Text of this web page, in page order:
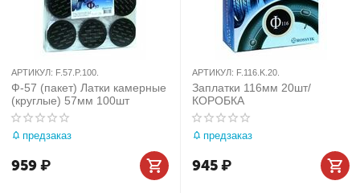
АРТИКУЛ: F.57.P.100.
Ф-57 (пакет) Латки камерные
(круглые) 57мм 100шт
предзаказ
959₽
АРТИКУЛ: F.116.K.20.
Заплатки 116мм 20шт/
КОРОБКА
предзаказ
945₽